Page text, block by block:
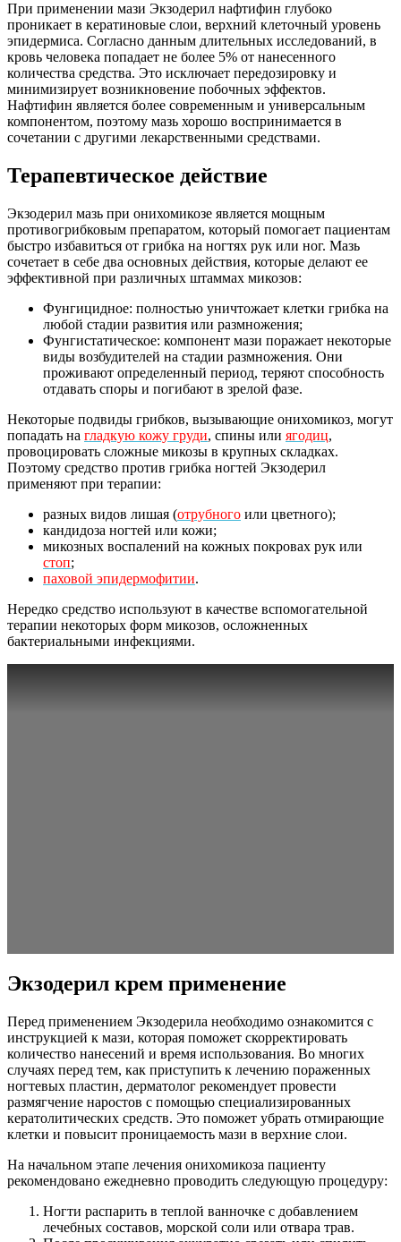
При применении мази Экзодерил нафтифин глубоко
проникает в кератиновые слои, верхний клеточный уровень
эпидермиса. Согласно данным длительных исследований, в
кровь человека попадает не более 5% от нанесенного
количества средства. Это исключает передозировку и
минимизирует возникновение побочных эффектов.
Нафтифин является более современным и универсальным
компонентом, поэтому мазь хорошо воспринимается в
сочетании с другими лекарственными средствами.
Терапевтическое действие
Экзодерил мазь при онихомикозе является мощным
противогрибковым препаратом, который помогает пациентам
быстро избавиться от грибка на ногтях рук или ног. Мазь
сочетает в себе два основных действия, которые делают ее
эффективной при различных штаммах микозов:
Фунгицидное: полностью уничтожает клетки грибка на
любой стадии развития или размножения;
Фунгистатическое: компонент мази поражает некоторые
виды возбудителей на стадии размножения. Они
проживают определенный период, теряют способность
отдавать споры и погибают в зрелой фазе.
Некоторые подвиды грибков, вызывающие онихомикоз, могут
попадать на гладкую кожу груди, спины или ягодиц,
провоцировать сложные микозы в крупных складках.
Поэтому средство против грибка ногтей Экзодерил
применяют при терапии:
разных видов лишая (отрубного или цветного);
кандидоза ногтей или кожи;
микозных воспалений на кожных покровах рук или
стоп;
паховой эпидермофитии.
Нередко средство используют в качестве вспомогательной
терапии некоторых форм микозов, осложненных
бактериальными инфекциями.
Экзодерил крем применение
Перед применением Экзодерила необходимо ознакомится с
инструкцией к мази, которая поможет скорректировать
количество нанесений и время использования. Во многих
случаях перед тем, как приступить к лечению пораженных
ногтевых пластин, дерматолог рекомендует провести
размягчение наростов с помощью специализированных
кератолитических средств. Это поможет убрать отмирающие
клетки и повысит проницаемость мази в верхние слои.
На начальном этапе лечения онихомикоза пациенту
рекомендовано ежедневно проводить следующую процедуру:
Ногти распарить в теплой ванночке с добавлением
лечебных составов, морской соли или отвара трав.